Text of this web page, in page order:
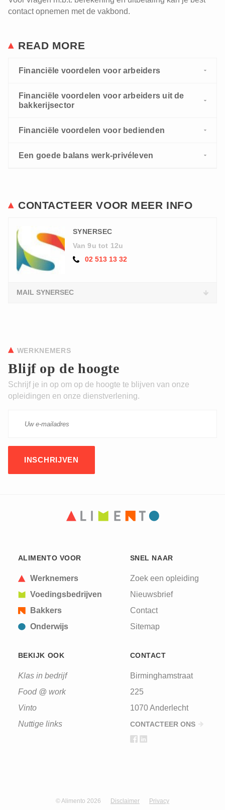
contact opnemen met de vakbond.
READ MORE
Financiële voordelen voor arbeiders
Financiële voordelen voor arbeiders uit de
bakkerijsector
Financiële voordelen voor bedienden
Een goede balans werk-privéleven
CONTACTEER VOOR MEER INFO
SYNERSEC
Van 9u tot 12u
02 513 13 32
MAIL SYNERSEC
submissions.
Blijf op de hoogte
WERKNEMERS
Schrijf je in op om op de hoogte te blijven van onze
opleidingen en onze dienstverlening.
ALIMENTO VOOR
Werknemers
Voedingsbedrijven
Bakkers
Onderwijs
SNEL NAAR
Zoek een opleiding
Nieuwsbrief
Contact
Sitemap
BEKIJK OOK
Klas in bedrijf
Food @ work
Vinto
Nuttige links
CONTACT
Birminghamstraat
225
1070 Anderlecht
CONTACTEER ONS
© Alimento 2026 Disclaimer Privacy